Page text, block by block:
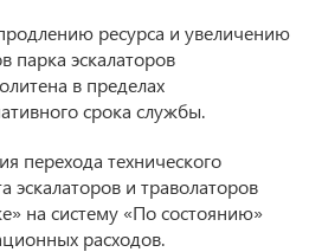
ресурса и увеличению
парка эскалаторов
в пределах
срока службы.
перехода технического
эскалаторов и траволаторов
на систему «По состоянию»
расходов.